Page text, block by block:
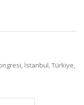
İstanbul, Türkiye,